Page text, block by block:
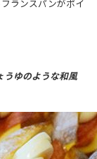
ランスパンがポイ
うゆのような和風